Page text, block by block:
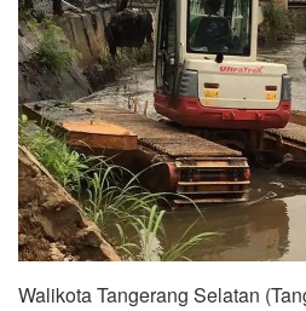
Walikota Tangerang Selatan